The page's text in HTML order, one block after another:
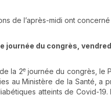
de l’après-midi ont
journée du congrès,
la 2ejournée du congrès, le
au Ministère de la Santé, a
atteints de Covid-